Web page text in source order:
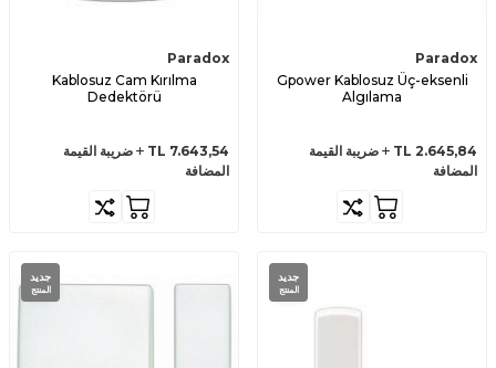
Paradox
Gpower Kablosuz Üç-eksenli
Algılama
2.645,84
ضريبة القيمة
المضافة
Paradox
Kablosuz Cam Kırılma
Dedektörü
7.643,54
ضريبة القيمة
المضافة
جديد
المنتج
جديد
المنتج